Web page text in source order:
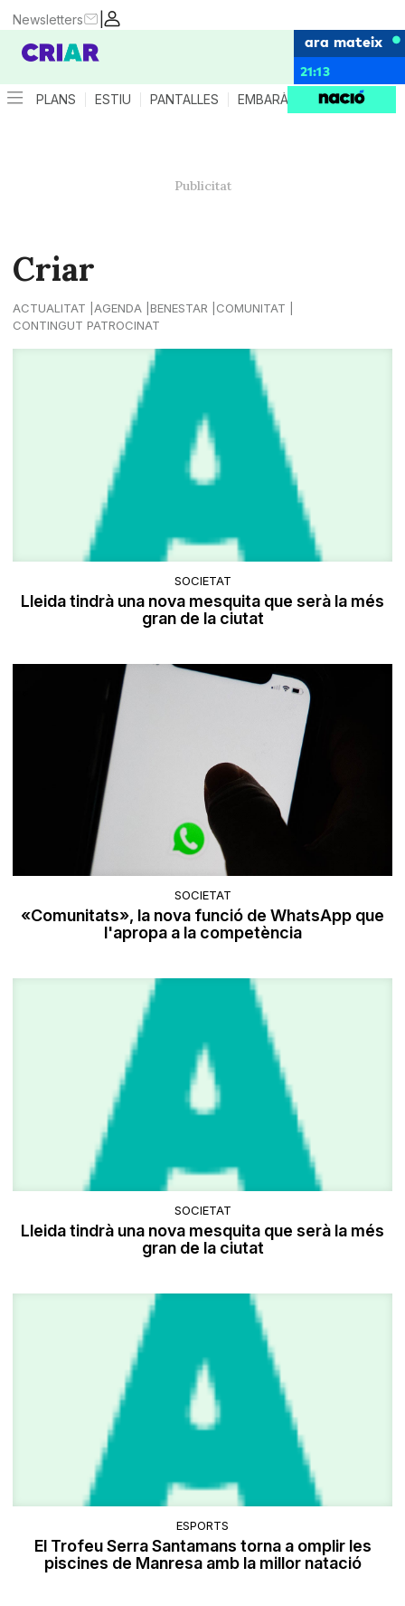
|
Newsletters
ara mateix
21:13
PLANS ESTIU PANTALLES EMBARÀS CRIANÇA
Criar
ACTUALITAT AGENDA BENESTAR
COMUNITAT
CONTINGUT PATROCINAT
SOCIETAT
Lleida tindrà una nova mesquita que serà la més
gran de la ciutat
SOCIETAT
«Comunitats», la nova funció de WhatsApp que
l'apropa a la competència
SOCIETAT
Lleida tindrà una nova mesquita que serà la més
gran de la ciutat
ESPORTS
El Trofeu Serra Santamans torna a omplir les
piscines de Manresa amb la millor natació